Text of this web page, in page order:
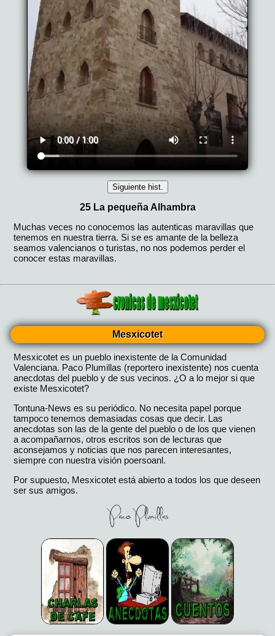
Mesxicotet
Mesxicotet es un pueblo inexistente de la Comunidad
Valenciana. Paco Plumillas (reportero inexistente) nos cuenta
anecdotas del pueblo y de sus vecinos. ¿O a lo mejor si que
existe Mesxicotet?
Tontuna-News es su periódico. No necesita papel porque
tampoco tenemos demasiadas cosas que decir. Las
anecdotas son las de la gente del pueblo o de los que vienen
a acompañarnos, otros escritos son de lecturas que
aconsejamos y noticias que nos parecen interesantes,
siempre con nuestra visión poersoanl.
Por supuesto, Mesxicotet está abierto a todos los que deseen
ser sus amigos.